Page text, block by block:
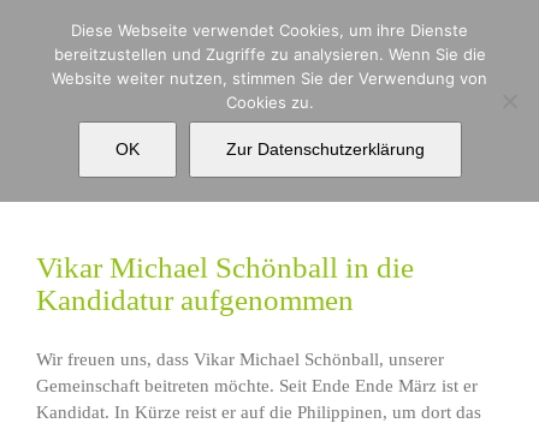
springen
Nachwuchs
Vikar Michael Schönball in die
Kandidatur aufgenommen
Wir freuen uns, dass Vikar Michael Schönball, unserer
Gemeinschaft beitreten möchte. Seit Ende Ende März ist er
Kandidat. In Kürze reist er auf die Philippinen, um dort das
Diese Webseite verwendet Cookies, um ihre Dienste
bereitzustellen und Zugriffe zu analysieren. Wenn Sie die
Website weiter nutzen, stimmen Sie der Verwendung von
Cookies zu.
OK Zur Datenschutzerklärung